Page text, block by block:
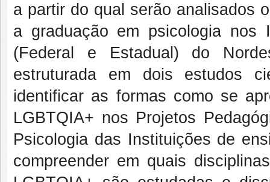
a partir do qual serão analisados
a graduação em psicologia nos
(Federal e Estadual) do
estruturada em dois estudos
identificar as formas como se
LGBTQIA+ nos Projetos
Psicologia das Instituições de
compreender em quais